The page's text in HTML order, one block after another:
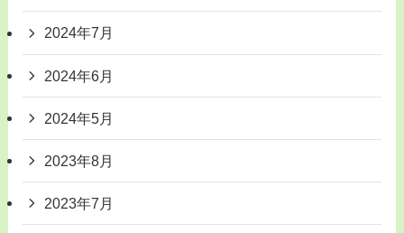
2024年7月
2024年6月
2024年5月
2023年8月
2023年7月